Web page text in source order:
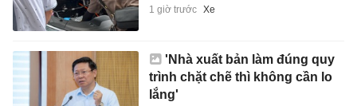
1 giờ trước Xe
'Nhà xuất bản làm đúng quy
trình chặt chẽ thì không cần lo
lắng'